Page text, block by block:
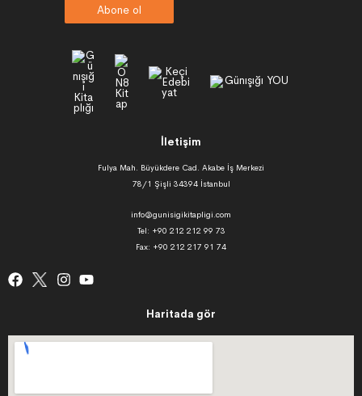
Abone ol
İletişim
Fulya Mah. Büyükdere Cad. Akabe İş Merkezi
78/1 Şişli 34394 İstanbul
info@gunisigikitapligi.com
Tel: +90 212 212 99 73
Fax: +90 212 217 91 74
Haritada gör